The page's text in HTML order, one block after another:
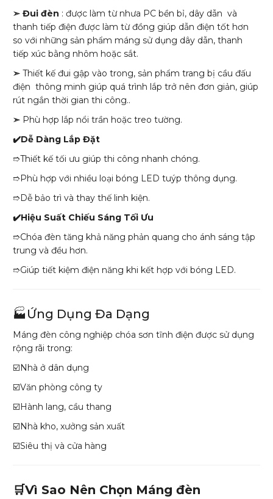
➣ Đui đèn : được làm từ nhưa PC bền bỉ, dây dẫn và
thanh tiếp điện được làm từ đồng giúp dẫn điện tốt hơn
so với những sản phẩm máng sử dụng dây dẫn, thanh
tiếp xúc bằng nhôm hoặc sắt.
➣ Thiết kế đui gập vào trong, sản phẩm trang bị cầu đấu
điện thông minh giúp quá trình lắp trở nên đơn giản, giúp
rút ngắn thời gian thi công..
➣ Phù hợp lắp nổi trần hoặc treo tường.
✔️Dễ Dàng Lắp Đặt
➱Thiết kế tối ưu giúp thi công nhanh chóng.
➱Phù hợp với nhiều loại bóng LED tuýp thông dụng.
➱Dễ bảo trì và thay thế linh kiện.
✔️Hiệu Suất Chiếu Sáng Tối Ưu
➱Chóa đèn tăng khả năng phản quang cho ánh sáng tập
trung và đều hơn.
➱Giúp tiết kiệm điện năng khi kết hợp với bóng LED.
🏭Ứng Dụng Đa Dạng
Máng đèn công nghiệp chóa sơn tĩnh điện được sử dụng
rộng rãi trong:
☑️Nhà ở dân dụng
☑️Văn phòng công ty
☑️Hành lang, cầu thang
☑️Nhà kho, xưởng sản xuất
☑️Siêu thị và cửa hàng
🛒Vì Sao Nên Chọn Máng đèn